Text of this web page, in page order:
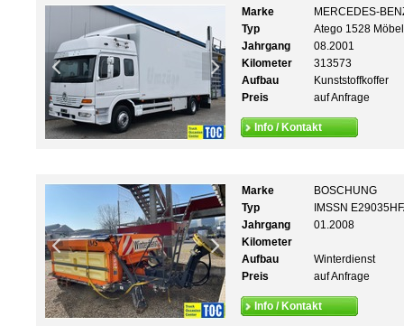
Marke
MERCEDES-
Typ
Atego 1528
Jahrgang
08.2001
Kilometer
313573
Aufbau
Kunststoffkoffer
Preis
auf Anfrage
Info / Kontakt
Marke
BOSCHUNG
Typ
IMSSN
Jahrgang
01.2008
Kilometer
Aufbau
Winterdienst
Preis
auf Anfrage
Info / Kontakt